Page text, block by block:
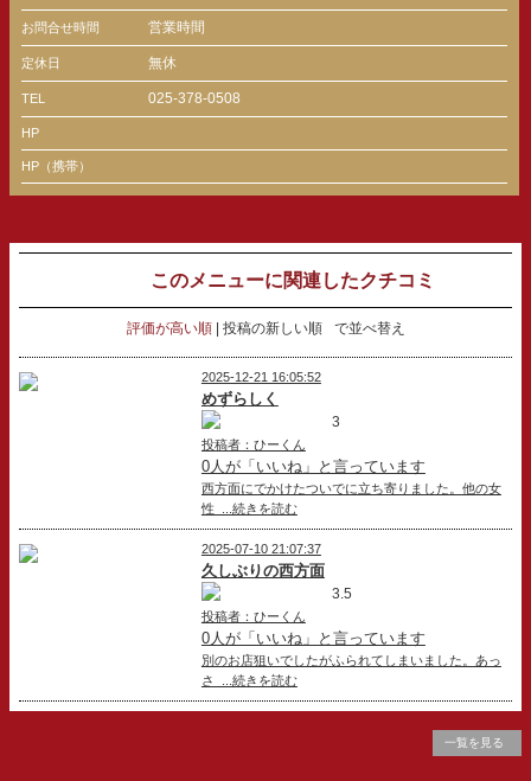
お問合せ時間 営業時間
定休日 無休
TEL 025-378-0508
HP
HP（携帯）
このメニューに関連したクチコミ
評価が高い順 投稿の新しい順 で並べ替え
2025-12-21 16:05:52
めずらしく
3
投稿者：ひーくん
0人が「いいね」と言っています
西方面にでかけたついでに立ち寄りました。他の女
性 ...続きを読む
2025-07-10 21:07:37
久しぶりの西方面
3.5
投稿者：ひーくん
0人が「いいね」と言っています
別のお店狙いでしたがふられてしまいました。あっ
さ ...続きを読む
一覧を見る